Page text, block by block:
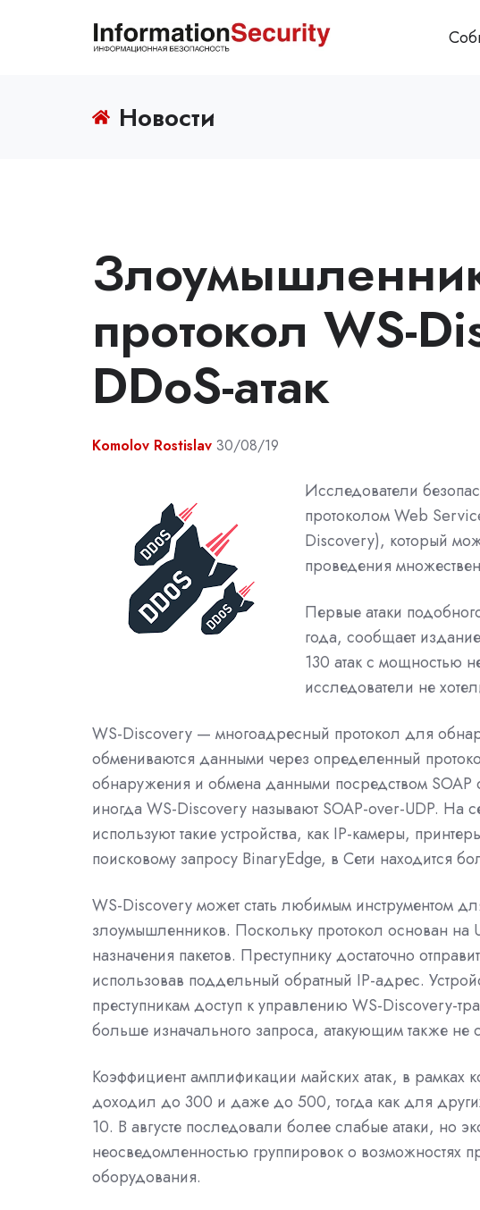
Новости
протокол WS-
DDoS-атак
Komolov Rostislav 30/08/19
Исследователи
протоколом Web
Discovery), который
проведения
Первые атаки
года, сообщает
130 атак с мощностью
исследователи не
WS-Discovery — многоадресный протокол для
обмениваются данными через определенный
обнаружения и обмена данными посредством SOAP
иногда WS-Discovery называют SOAP-over-UDP. На
используют такие устройства, как IP-камеры,
поисковому запросу BinaryEdge, в Сети находится
WS-Discovery может стать любимым инструментом
злоумышленников. Поскольку протокол основан на
назначения пакетов. Преступнику достаточно
использовав поддельный обратный IP-адрес.
преступникам доступ к управлению WS-Discovery-
больше изначального запроса, атакующим также не
Коэффициент амплификации майских атак, в рамках
доходил до 300 и даже до 500, тогда как для
10. В августе последовали более слабые атаки, но
неосведомленностью группировок о возможностях
оборудования.